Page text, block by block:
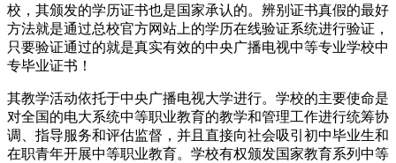
校，其颁发的学历证书也是国家承认的。辨别证书真假的最好
方法就是通过总校官方网站上的学历在线验证系统进行验证，
只要验证通过的就是真实有效的中央广播电视中等专业学校中
专毕业证书！
其教学活动依托于中央广播电视大学进行。学校的主要使命是
对全国的电大系统中等职业教育的教学和管理工作进行统筹协
调、指导服务和评估监督，并且直接向社会吸引初中毕业生和
在职青年开展中等职业教育。学校有权颁发国家教育系列中等